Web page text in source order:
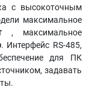
с высокоточным
максимальное
, максимальное
. Интерфейс RS-485,
для ПК
задавать